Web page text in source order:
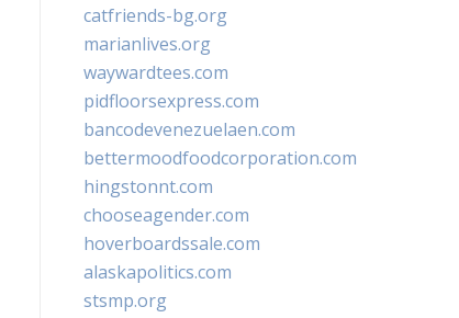
catfriends-bg.org
marianlives.org
waywardtees.com
pidfloorsexpress.com
bancodevenezuelaen.com
bettermoodfoodcorporation.com
hingstonnt.com
chooseagender.com
hoverboardssale.com
alaskapolitics.com
stsmp.org